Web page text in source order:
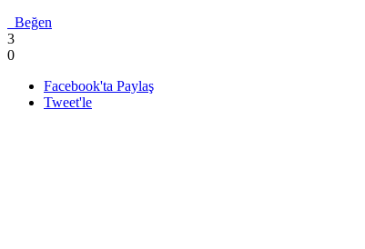
Beğen
3
0
Facebook'ta Paylaş
Tweet'le